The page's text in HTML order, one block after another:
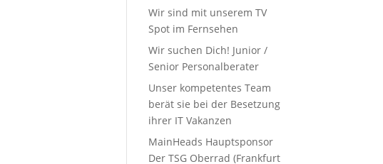
Wir sind mit unserem TV
Spot im Fernsehen
Wir suchen Dich! Junior /
Senior Personalberater
Unser kompetentes Team
berät sie bei der Besetzung
ihrer IT Vakanzen
MainHeads Hauptsponsor
Der TSG Oberrad (Frankfurt